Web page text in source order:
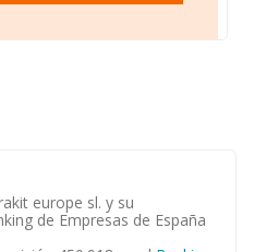
europe sl. y su
de Empresas de España